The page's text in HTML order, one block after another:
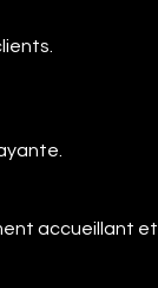
accueillant et